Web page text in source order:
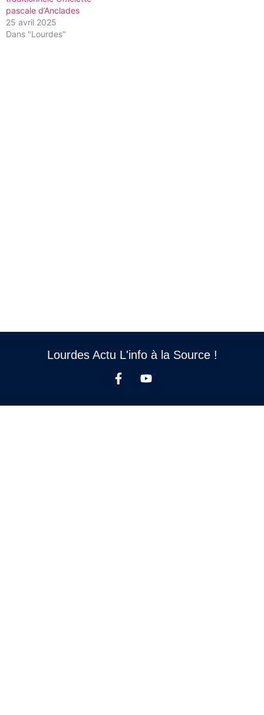
pascale d’Anclades
25 avril 2025
Dans "Lourdes"
Lourdes Actu L'info à la Source !